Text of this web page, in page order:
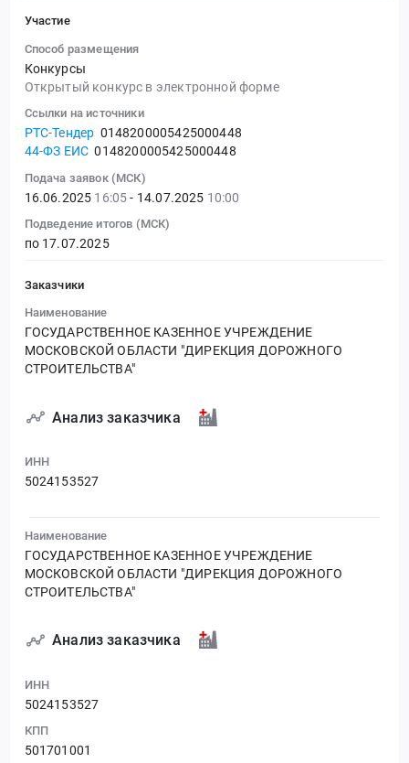
Участие
Способ размещения
Конкурсы
Открытый конкурс в электронной форме
Ссылки на источники
РТС-Тендер 0148200005425000448
44-ФЗ ЕИС 0148200005425000448
Подача заявок (МСК)
16.06.2025 16:05- 14.07.2025 10:00
Подведение итогов (МСК)
по 17.07.2025
Заказчики
Наименование
ГОСУДАРСТВЕННОЕ КАЗЕННОЕ УЧРЕЖДЕНИЕ
МОСКОВСКОЙ ОБЛАСТИ "ДИРЕКЦИЯ ДОРОЖНОГО
СТРОИТЕЛЬСТВА"
Анализ заказчика
ИНН
5024153527
Наименование
ГОСУДАРСТВЕННОЕ КАЗЕННОЕ УЧРЕЖДЕНИЕ
МОСКОВСКОЙ ОБЛАСТИ "ДИРЕКЦИЯ ДОРОЖНОГО
СТРОИТЕЛЬСТВА"
Анализ заказчика
ИНН
5024153527
КПП
501701001